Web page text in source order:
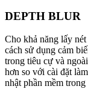
DEPTH BLUR
Cho khả năng lấy
cách sử dụng cảm
trong tiêu cự và
hơn so với cài đặt
nhật phần mềm